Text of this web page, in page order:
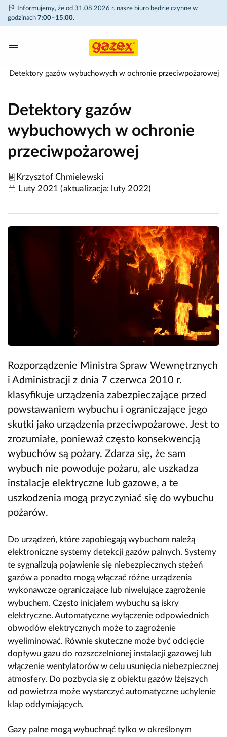
Informujemy, że od 31.08.2026 r. nasze biuro będzie czynne w
godzinach 7:00–15:00.
Detektory gazów wybuchowych w ochronie przeciwpożarowej
Detektory gazów
wybuchowych w ochronie
przeciwpożarowej
Krzysztof Chmielewski
Luty 2021 (aktualizacja: luty 2022)
Rozporządzenie Ministra Spraw Wewnętrznych
i Administracji z dnia 7 czerwca 2010 r.
klasyfikuje urządzenia zabezpieczające przed
powstawaniem wybuchu i ograniczające jego
skutki jako urządzenia przeciwpożarowe. Jest to
zrozumiałe, ponieważ często konsekwencją
wybuchów są pożary. Zdarza się, że sam
wybuch nie powoduje pożaru, ale uszkadza
instalacje elektryczne lub gazowe, a te
uszkodzenia mogą przyczyniać się do wybuchu
pożarów.
Do urządzeń, które zapobiegają wybuchom należą
elektroniczne systemy detekcji gazów palnych. Systemy
te sygnalizują pojawienie się niebezpiecznych stężeń
gazów a ponadto mogą włączać różne urządzenia
wykonawcze ograniczające lub niwelujące zagrożenie
wybuchem. Często inicjałem wybuchu są iskry
elektryczne. Automatyczne wyłączenie odpowiednich
obwodów elektrycznych może to zagrożenie
wyeliminować. Równie skuteczne może być odcięcie
dopływu gazu do rozszczelnionej instalacji gazowej lub
włączenie wentylatorów w celu usunięcia niebezpiecznej
atmosfery. Do pozbycia się z obiektu gazów lżejszych
od powietrza może wystarczyć automatyczne uchylenie
klap oddymiających.
Gazy palne mogą wybuchnąć tylko w określonym